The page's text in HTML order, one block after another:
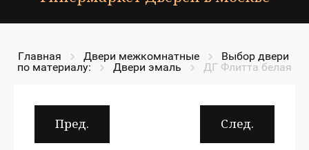
Главная Двери межкомнатные
Выбор двери
по материалу:
Двери эмаль ДГ Флитта белая
Пред. След.